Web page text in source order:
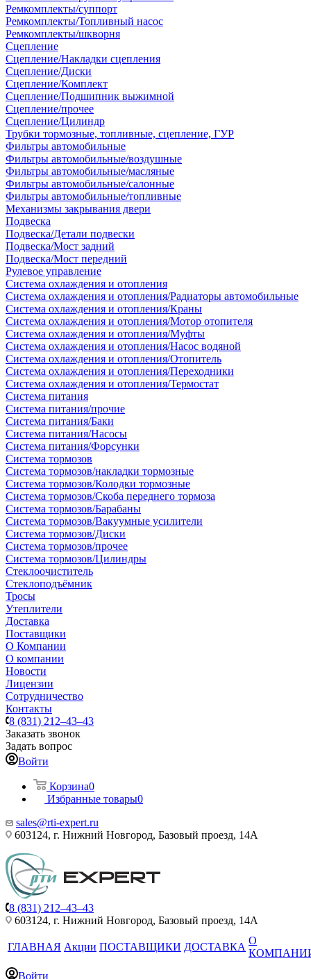
Ремкомплекты/суппорт
Ремкомплекты/Топливный насос
Ремкомплекты/шкворня
Сцепление
Сцепление/Накладки сцепления
Сцепление/Диски
Сцепление/Комплект
Сцепление/Подшипник выжимной
Сцепление/прочее
Сцепление/Цилиндр
Трубки тормозные, топливные, сцепление, ГУР
Фильтры автомобильные
Фильтры автомобильные/воздушные
Фильтры автомобильные/масляные
Фильтры автомобильные/салонные
Фильтры автомобильные/топливные
Механизмы закрывания двери
Подвеска
Подвеска/Детали подвески
Подвеска/Мост задний
Подвеска/Мост передний
Рулевое управление
Система охлаждения и отопления
Система охлаждения и отопления/Радиаторы автомобильные
Система охлаждения и отопления/Краны
Система охлаждения и отопления/Мотор отопителя
Система охлаждения и отопления/Муфты
Система охлаждения и отопления/Насос водяной
Система охлаждения и отопления/Отопитель
Система охлаждения и отопления/Переходники
Система охлаждения и отопления/Термостат
Система питания
Система питания/прочие
Система питания/Баки
Система питания/Насосы
Система питания/Форсунки
Система тормозов
Система тормозов/накладки тормозные
Система тормозов/Колодки тормозные
Система тормозов/Скоба переднего тормоза
Система тормозов/Барабаны
Система тормозов/Вакуумные усилители
Система тормозов/Диски
Система тормозов/прочее
Система тормозов/Цилиндры
Стеклоочиститель
Стеклоподъёмник
Тросы
Утеплители
Доставка
Поставщики
О Компании
О компании
Новости
Лицензии
Сотрудничество
Контакты
8 (831) 212–43–43
Заказать звонок
Задать вопрос
Войти
Корзина0
Избранные товары0
sales@rti-expert.ru
603124, г. Нижний Новгород, Базовый проезд, 14А
8 (831) 212–43–43
603124, г. Нижний Новгород, Базовый проезд, 14А
ГЛАВНАЯ Акции ПОСТАВЩИКИ ДОСТАВКА
О
Войти